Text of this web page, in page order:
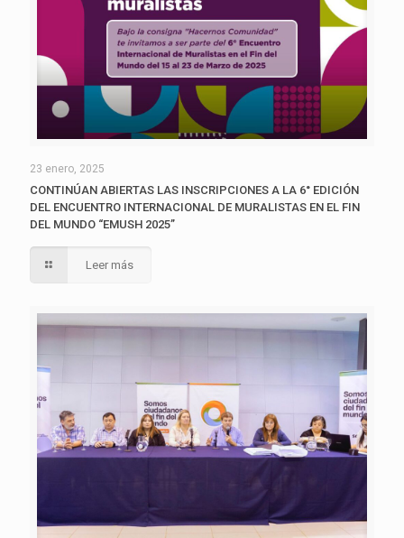
23 enero, 2025
CONTINÚAN ABIERTAS LAS INSCRIPCIONES A LA 6° EDICIÓN
DEL ENCUENTRO INTERNACIONAL DE MURALISTAS EN EL FIN
DEL MUNDO “EMUSH 2025”
Leer más